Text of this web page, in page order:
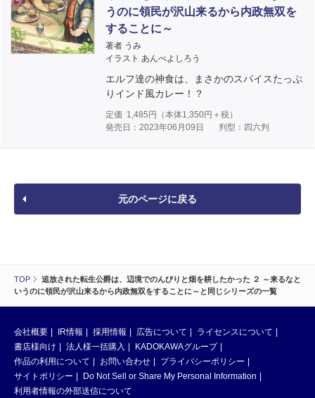
TOP
追放された転生公爵は、辺境でのんびりと畑を耕したかった ２ ～来るなと
いうのに領民が沢山来るから内政無双をすることに～と同じシリーズの一覧
うのに領民が沢山来るから内政無双を
することに～
著者 うみ
イラスト あんべよしろう
エルフ達の神食は、まさかのスパイスたっぷ
りインド風カレー！？
定価 1,485 円（本体1,350円＋税）
発売日：2023年06月09日
判型：四六判
元のページに戻る
会社概要 IR情報 採用情報 広告について
ライセンスについて
書店様向け
法人様一括購入
KADOKAWAグループ
作品の利用について
お問い合わせ
プライバシーポリシー
サイトポリシー
Do Not Sell or Share My Personal Information
利用者情報の外部送信について